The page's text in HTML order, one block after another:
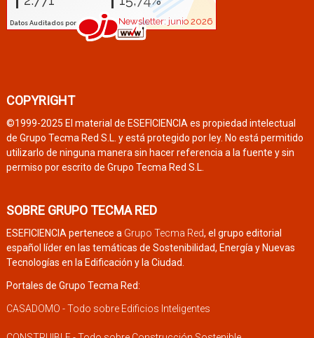
COPYRIGHT
©1999-2025 El material de ESEFICIENCIA es propiedad intelectual
de Grupo Tecma Red S.L. y está protegido por ley. No está permitido
utilizarlo de ninguna manera sin hacer referencia a la fuente y sin
permiso por escrito de Grupo Tecma Red S.L.
SOBRE GRUPO TECMA RED
ESEFICIENCIA pertenece a Grupo Tecma Red, el grupo editorial
español líder en las temáticas de Sostenibilidad, Energía y Nuevas
Tecnologías en la Edificación y la Ciudad.
Portales de Grupo Tecma Red:
CASADOMO - Todo sobre Edificios Inteligentes